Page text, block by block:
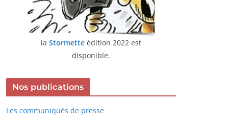
la Stormette édition 2022 est
disponible.
Nos publications
Les communiqués de presse